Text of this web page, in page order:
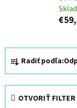
R
a
d
Radiť podľa:
OTVORIŤ FILTER